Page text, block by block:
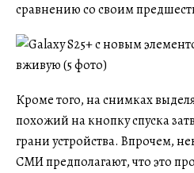
сравнению со своим
Кроме того, на снимках
похожий на кнопку спуска
грани устройства. Впрочем,
СМИ предполагают, что это